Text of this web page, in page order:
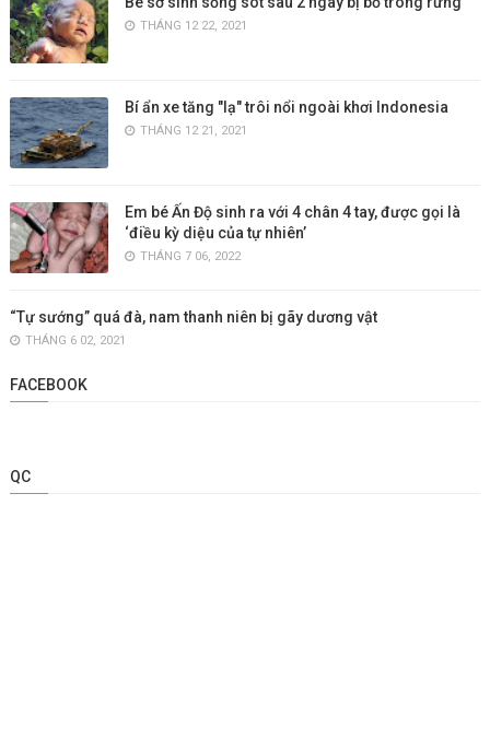
THÁNG 12 22, 2021
Bí ẩn xe tăng "lạ" trôi nổi ngoài khơi Indonesia
THÁNG 12 21, 2021
Em bé Ấn Độ sinh ra với 4 chân 4 tay, được gọi là
‘điều kỳ diệu của tự nhiên’
THÁNG 7 06, 2022
“Tự sướng” quá đà, nam thanh niên bị gãy dương vật
THÁNG 6 02, 2021
FACEBOOK
QC